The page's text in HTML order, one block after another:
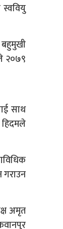
स्ववियु
२०७९
साथ
हिदमले
गराउन
अमृत